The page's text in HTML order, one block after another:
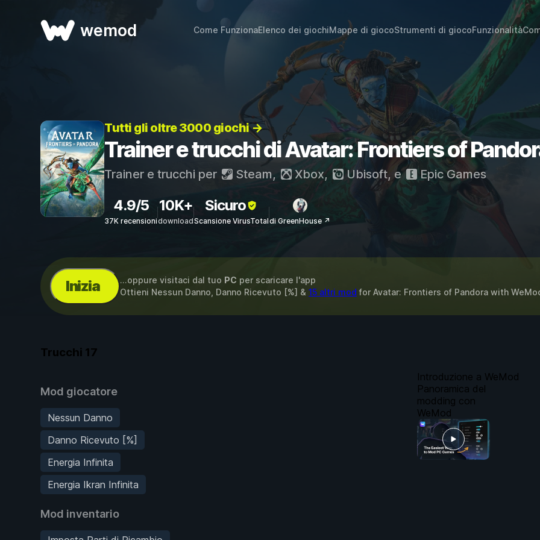
wemod Come FunzionaElenco dei giochiMappe di giocoStrumenti di giocoFunzionalità
Tutti gli oltre 3000 giochi →
Trainer e trucchi di Avatar: Frontiers of
Trainer e trucchi per Steam, Xbox, Ubisoft, e Epic Games
4.9/5
37K recensioni
10K+
download
Sicuro
Scansione VirusTotaldi GreenHouse ↗
Inizia ...oppure visitaci dal tuo PC per scaricare l'app
Ottieni Nessun Danno, Danno Ricevuto [%] & 15 altri mod for Avatar: Frontiers of Pandora with
Trucchi 17
Mod giocatore
Nessun Danno
Danno Ricevuto [%]
Energia Infinita
Energia Ikran Infinita
Mod inventario
Introduzione a WeMod
Panoramica del
modding con
WeMod